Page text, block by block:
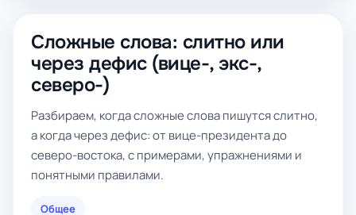
Сложные слова: слитно или
через дефис (вице-, экс-,
северо-)
Разбираем, когда сложные слова пишутся слитно,
а когда через дефис: от вице-президента до
северо-востока, с примерами, упражнениями и
понятными правилами.
Общее